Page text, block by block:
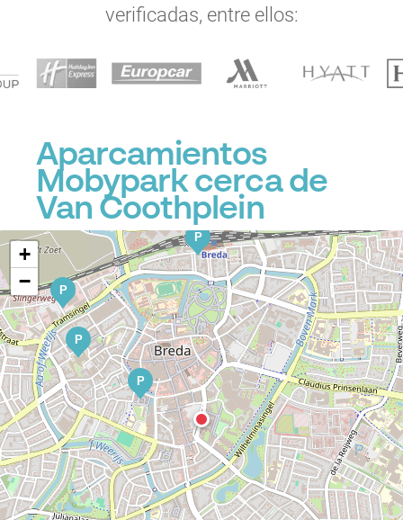
verificadas, entre ellos:
Aparcamientos
Mobypark cerca de
Van Coothplein
P
P
P
P
+
−